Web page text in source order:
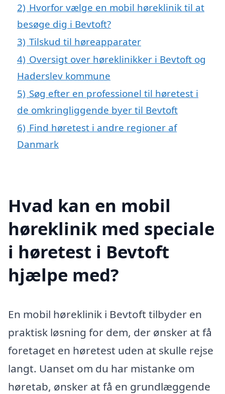
2) Hvorfor vælge en mobil høreklinik til at
besøge dig i Bevtoft?
3) Tilskud til høreapparater
4) Oversigt over høreklinikker i Bevtoft og
Haderslev kommune
5) Søg efter en professionel til høretest i
de omkringliggende byer til Bevtoft
6) Find høretest i andre regioner af
Danmark
Hvad kan en mobil
høreklinik med speciale
i høretest i Bevtoft
hjælpe med?
En mobil høreklinik i Bevtoft tilbyder en
praktisk løsning for dem, der ønsker at få
foretaget en høretest uden at skulle rejse
langt. Uanset om du har mistanke om
høretab, ønsker at få en grundlæggende